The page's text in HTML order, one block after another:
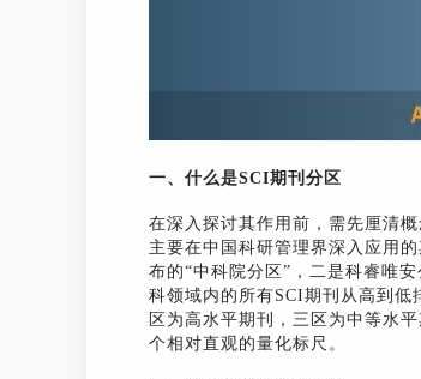
一、什么是SCI期刊分区
在深入探讨其作用前，需先厘清
主要在中国科研管理界深入应用
布的“中科院分区”，二是科睿唯
科领域内的所有SCI期刊从高到
区为高水平期刊，三区为中等水
个相对直观的量化标尺。